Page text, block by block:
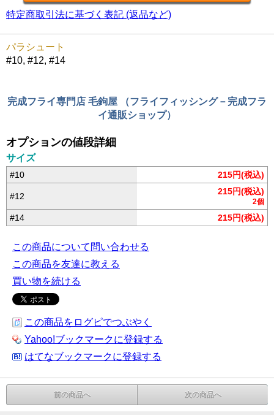
特定商取引法に基づく表記 (返品など)
パラシュート
#10, #12, #14
完成フライ専門店 毛鉤屋 （フライフィッシング－完成フラ
イ通販ショップ）
オプションの値段詳細
サイズ
#10 215円(税込)
#12 215円(税込)
2個
#14 215円(税込)
この商品について問い合わせる
この商品を友達に教える
買い物を続ける
この商品をログピでつぶやく
Yahoo!ブックマークに登録する
はてなブックマークに登録する
前の商品へ 次の商品へ